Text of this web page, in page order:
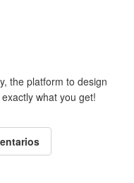
the platform to design
what you get!